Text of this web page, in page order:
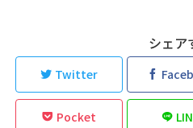
シェア
Twitter
Pocket